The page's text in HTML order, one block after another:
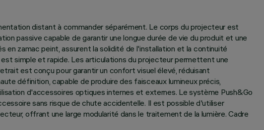
distant à commander séparément. Le corps du projecteur est
passive capable de garantir une longue durée de vie du produit et une
zamac peint, assurent la solidité de l'installation et la continuité
simple et rapide. Les articulations du projecteur permettent une
est conçu pour garantir un confort visuel élevé, réduisant
définition, capable de produire des faisceaux lumineux précis,
d'accessoires optiques internes et externes. Le système Push&Go
sans risque de chute accidentelle. Il est possible d'utiliser
offrant une large modularité dans le traitement de la lumière. Cadre